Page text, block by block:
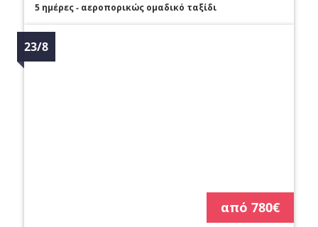
5 ημέρες - αεροπορικώς ομαδικό ταξίδι
από 780€
23/8